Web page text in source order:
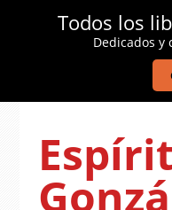
Todos los
Dedicados y